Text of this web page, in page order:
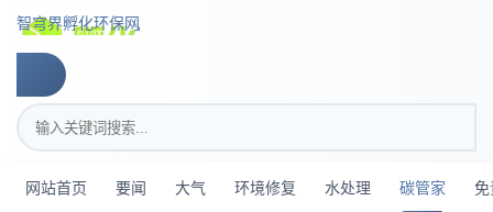
智穹界孵化环保网
搜索关键词
网站首页 要闻 大气 环境修复 水处理 碳管家 免